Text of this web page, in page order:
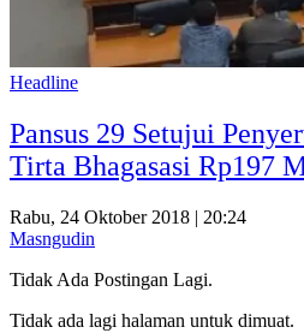
Headline
Pansus 29 Setujui
Tirta Bhagasasi Rp197
Rabu, 24 Oktober 2018 | 20:24
Masngudin
Tidak Ada Postingan Lagi.
Tidak ada lagi halaman untuk dimuat.